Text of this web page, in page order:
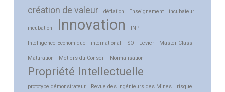
création de valeur déflation Enseignement incubateur
incubation Innovation INPI
Intelligence Economique international ISO Levier Master Class
Maturation Métiers du Conseil Normalisation
Propriété Intellectuelle
prototype démonstrateur Revue des Ingénieurs des Mines risque